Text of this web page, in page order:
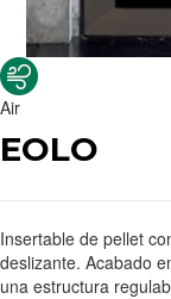
Air
EOLO
Insertable de pellet
deslizante. Acabado
una estructura